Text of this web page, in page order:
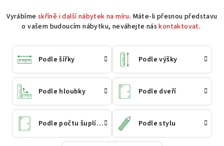
Vyrábíme skříně i další nábytek na míru. Máte-li přesnou představu
o vašem budoucím nábytku, neváhejte náskontaktovat.
Podle šířky Podle výšky
Podle hloubky Podle dveří
Podle počtu šuplíků Podle stylu